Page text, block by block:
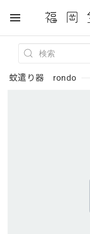
蚊遣り器 rondo